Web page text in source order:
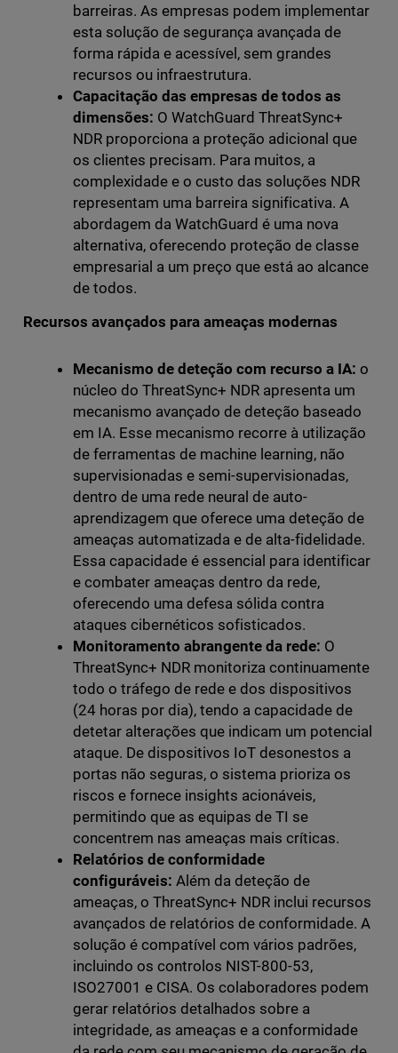
barreiras. As empresas podem implementar
esta solução de segurança avançada de
forma rápida e acessível, sem grandes
recursos ou infraestrutura.
Capacitação das empresas de todos as
dimensões: O WatchGuard ThreatSync+
NDR proporciona a proteção adicional que
os clientes precisam. Para muitos, a
complexidade e o custo das soluções NDR
representam uma barreira significativa. A
abordagem da WatchGuard é uma nova
alternativa, oferecendo proteção de classe
empresarial a um preço que está ao alcance
de todos.
Recursos avançados para ameaças modernas
Mecanismo de deteção com recurso a IA: o
núcleo do ThreatSync+ NDR apresenta um
mecanismo avançado de deteção baseado
em IA. Esse mecanismo recorre à utilização
de ferramentas de machine learning, não
supervisionadas e semi-supervisionadas,
dentro de uma rede neural de auto-
aprendizagem que oferece uma deteção de
ameaças automatizada e de alta-fidelidade.
Essa capacidade é essencial para identificar
e combater ameaças dentro da rede,
oferecendo uma defesa sólida contra
ataques cibernéticos sofisticados.
Monitoramento abrangente da rede: O
ThreatSync+ NDR monitoriza continuamente
todo o tráfego de rede e dos dispositivos
(24 horas por dia), tendo a capacidade de
detetar alterações que indicam um potencial
ataque. De dispositivos IoT desonestos a
portas não seguras, o sistema prioriza os
riscos e fornece insights acionáveis,
permitindo que as equipas de TI se
concentrem nas ameaças mais críticas.
Relatórios de conformidade
configuráveis: Além da deteção de
ameaças, o ThreatSync+ NDR inclui recursos
avançados de relatórios de conformidade. A
solução é compatível com vários padrões,
incluindo os controlos NIST-800-53,
ISO27001 e CISA. Os colaboradores podem
gerar relatórios detalhados sobre a
integridade, as ameaças e a conformidade